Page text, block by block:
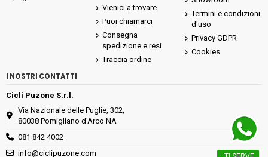
Vienici a trovare
Puoi chiamarci
Consegna
spedizione e resi
Traccia ordine
Termini e condizioni
d'uso
Privacy GDPR
Cookies
I NOSTRI CONTATTI
Cicli Puzone S.r.l.
Via Nazionale delle Puglie, 302,
80038 Pomigliano d'Arco NA
081 842 4002
info@ciclipuzone.com